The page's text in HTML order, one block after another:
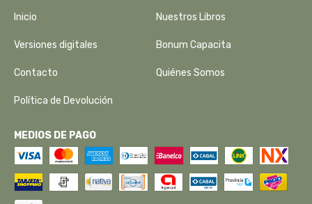
Inicio Nuestros Libros
Versiones digitales Bonum Capacita
Contacto Quiénes Somos
Política de Devolución
MEDIOS DE PAGO